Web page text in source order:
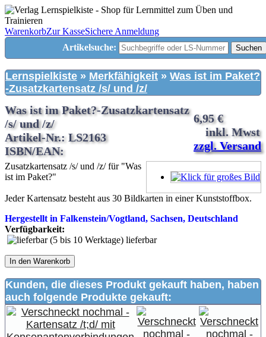
WarenkorbZur KasseSichere Anmeldung
Artikelsuche:
Suchen
Lernspielkiste » Merkfähigkeit » Was ist im Paket?
-Zusatzkartensatz /s/ und /z/
6,95 €
inkl. Mwst
zzgl. Versand
Was ist im Paket?-Zusatzkartensatz
/s/ und /z/
Artikel-Nr.: LS2163
ISBN/EAN:
Zusatzkartensatz /s/ und /z/ für "Was
ist im Paket?"
Jeder Kartensatz besteht aus 30 Bildkarten in einer Kunststoffbox.
Hergestellt in Falkenstein/Vogtland, Sachsen, Deutschland
Verfügbarkeit:
lieferbar
In den Warenkorb
Kunden, die dieses Produkt gekauft haben, haben
auch folgende Produkte gekauft: